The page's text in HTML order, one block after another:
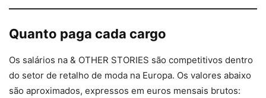
Quanto paga cada cargo
Os salários na & OTHER STORIES são competitivos dentro
do setor de retalho de moda na Europa. Os valores abaixo
são aproximados, expressos em euros mensais brutos: